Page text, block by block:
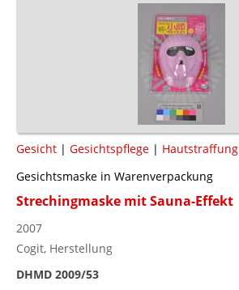
Gesicht | Gesichtspflege | Hautstraffung
Gesichtsmaske in Warenverpackung
Strechingmaske mit Sauna-Effekt
2007
Cogit, Herstellung
DHMD 2009/53